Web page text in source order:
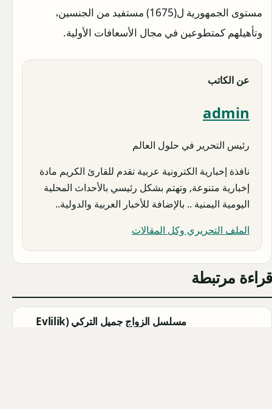
مستوى الجمهورية ل(1675) مستفيد من الجنسين،
وتأهيلهم كمتطوعين في مجال الأسعافات الأولية.
عن الكاتب
admin
رئيس التحرير في حلول العالم
نافذة إخبارية الكترونية عربية تقدم للقارئ الكريم مادة
إخبارية متنوعة, وتهتم بشكل رئيسي بالأحداث المحلية
اليومية اليمنية .. بالإضافة للأخبار العربية والدولية..
الملف التحريري وكل المقالات
قراءة مرتبطة
مسلسل الزواج جميل التركي (Evlilik